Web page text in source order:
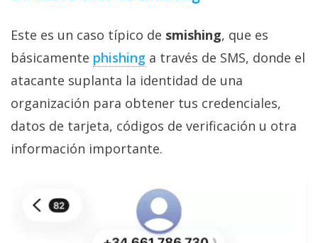
Este es un caso típico de smishing, que es
básicamente phishing‎ a través de SMS, donde el
atacante suplanta la identidad de una
organización para obtener tus credenciales,
datos de tarjeta, códigos de verificación u otra
información importante.